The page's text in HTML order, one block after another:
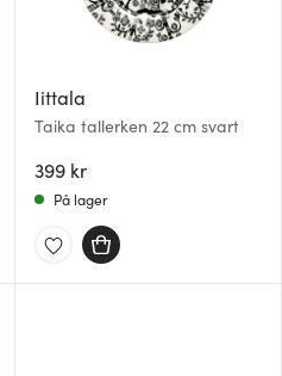
Iittala
Taika tallerken 22 cm svart
399 kr
På lager